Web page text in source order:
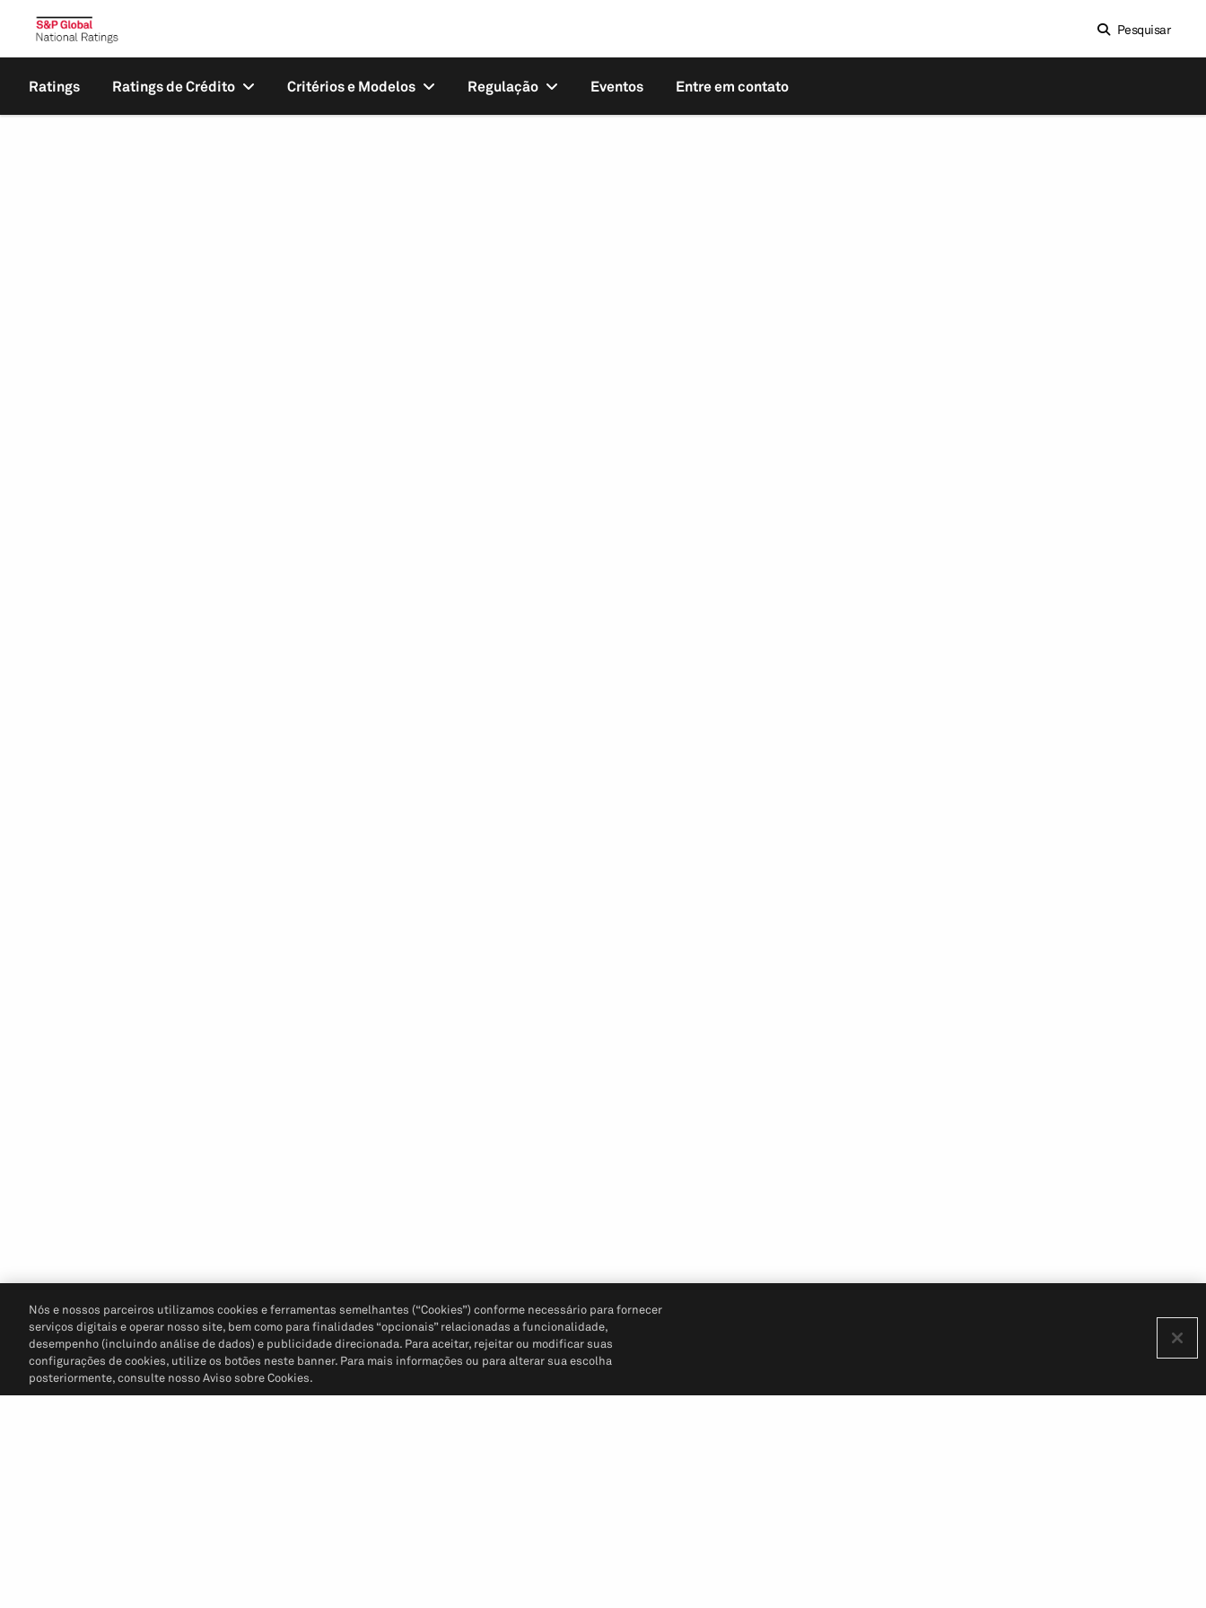
Pesquisar
Ratings Ratings de Crédito Critérios e Modelos Regulação Eventos Entre em contato
Nós e nossos parceiros utilizamos cookies e ferramentas semelhantes (“Cookies”) conforme necessário para fornecer
serviços digitais e operar nosso site, bem como para finalidades “opcionais” relacionadas a funcionalidade,
desempenho (incluindo análise de dados) e publicidade direcionada. Para aceitar, rejeitar ou modificar suas
configurações de cookies, utilize os botões neste banner. Para mais informações ou para alterar sua escolha
posteriormente, consulte nosso Aviso sobre Cookies.